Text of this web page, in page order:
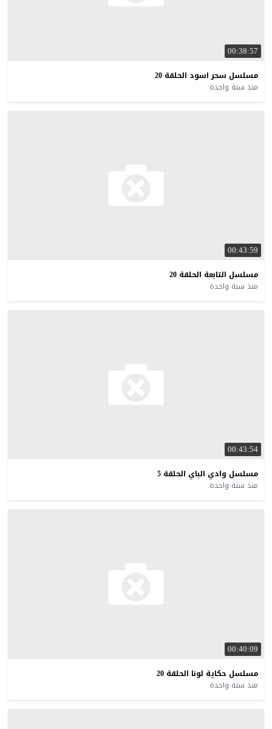
00:38:57
مسلسل سحر اسود الحلقة 20
منذ سنة واحدة
00:43:59
مسلسل التابعة الحلقة 20
منذ سنة واحدة
00:43:54
مسلسل وادي الباي الحلقة 5
منذ سنة واحدة
00:40:09
مسلسل حكاية لونا الحلقة 20
منذ سنة واحدة